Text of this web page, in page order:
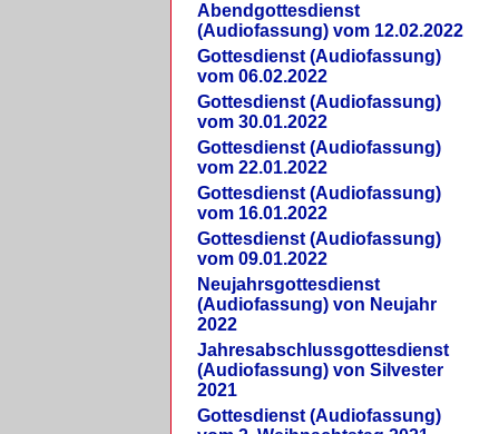
Abendgottesdienst
(Audiofassung) vom 12.02.2022
Gottesdienst (Audiofassung)
vom 06.02.2022
Gottesdienst (Audiofassung)
vom 30.01.2022
Gottesdienst (Audiofassung)
vom 22.01.2022
Gottesdienst (Audiofassung)
vom 16.01.2022
Gottesdienst (Audiofassung)
vom 09.01.2022
Neujahrsgottesdienst
(Audiofassung) von Neujahr
2022
Jahresabschlussgottesdienst
(Audiofassung) von Silvester
2021
Gottesdienst (Audiofassung)